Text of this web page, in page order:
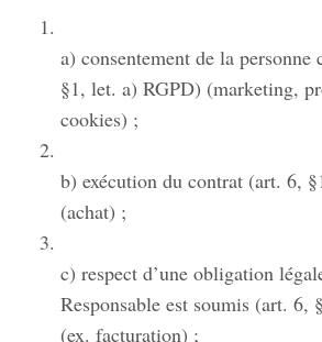
a) consentement de la personne
§1, let. a) RGPD) (marketing,
cookies) ;
b) exécution du contrat (art. 6,
(achat) ;
c) respect d’une obligation
Responsable est soumis (art. 6,
(ex. facturation) ;